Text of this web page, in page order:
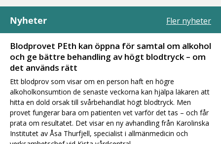
Nyheter Fler nyheter
Blodprovet PEth kan öppna för samtal om alkohol
och ge bättre behandling av högt blodtryck – om
det används rätt
Ett blodprov som visar om en person haft en högre
alkoholkonsumtion de senaste veckorna kan hjälpa läkaren att
hitta en dold orsak till svårbehandlat högt blodtryck. Men
provet fungerar bara om patienten vet varför det tas – och får
prata om resultatet. Det visar en ny avhandling från Karolinska
Institutet av Åsa Thurfjell, specialist i allmänmedicin och